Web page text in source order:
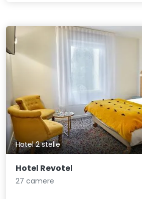
Hotel 2 stelle
Hotel Revotel
27 camere